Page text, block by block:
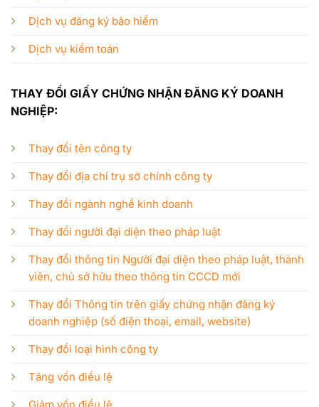
Dịch vụ đăng ký bảo hiểm
Dịch vụ kiểm toán
THAY ĐỔI GIẤY CHỨNG NHẬN ĐĂNG KÝ DOANH
NGHIỆP:
Thay đổi tên công ty
Thay đổi địa chỉ trụ sở chính công ty
Thay đổi ngành nghề kinh doanh
Thay đổi người đại diện theo pháp luật
Thay đổi thông tin Người đại diện theo pháp luật, thành
viên, chủ sở hữu theo thông tin CCCD mới
Thay đổi Thông tin trên giấy chứng nhận đăng ký
doanh nghiệp (số điện thoại, email, website)
Thay đổi loại hình công ty
Tăng vốn điều lệ